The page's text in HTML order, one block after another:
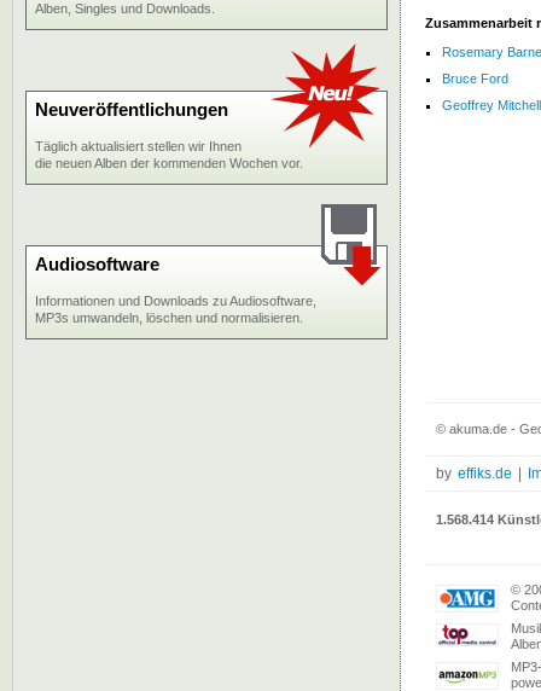
Zusammenarbeit
Rosemary
Bruce Ford
Geoffrey
Alben, Singles und Downloads.
Neuveröffentlichungen
Täglich aktualisiert stellen wir Ihnen
die neuen Alben der kommenden Wochen vor.
Audiosoftware
Informationen und Downloads zu Audiosoftware,
MP3s umwandeln, löschen und normalisieren.
© akuma.de -
by effiks.de
1.568.414
©